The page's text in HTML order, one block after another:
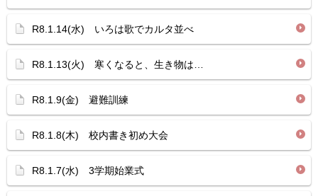
R8.1.14(水) いろは歌でカルタ並べ
R8.1.13(火) 寒くなると、生き物は…
R8.1.9(金) 避難訓練
R8.1.8(木) 校内書き初め大会
R8.1.7(水) 3学期始業式